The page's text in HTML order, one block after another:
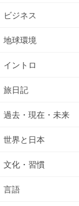
ビジネス
地球環境
イントロ
旅日記
過去・現在・未来
世界と日本
文化・習慣
言語